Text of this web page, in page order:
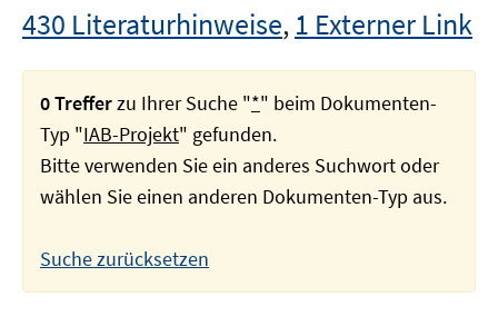
430 Literaturhinweise, 1 Externer Link
0 Trefferzu Ihrer Suche "*" beim Dokumenten-
Typ "IAB-Projekt" gefunden.
Bitte verwenden Sie ein anderes Suchwort oder
wählen Sie einen anderen Dokumenten-Typ aus.
Suche zurücksetzen